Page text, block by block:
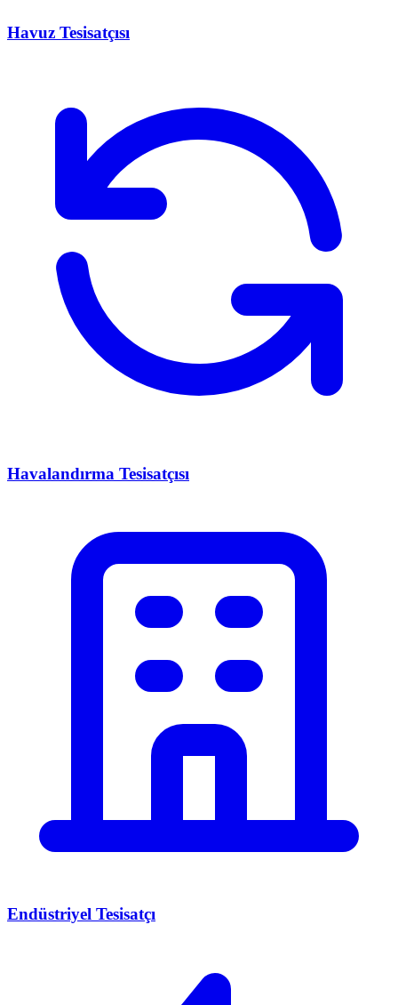
Havuz Tesisatçısı
Havalandırma Tesisatçısı
Endüstriyel Tesisatçı